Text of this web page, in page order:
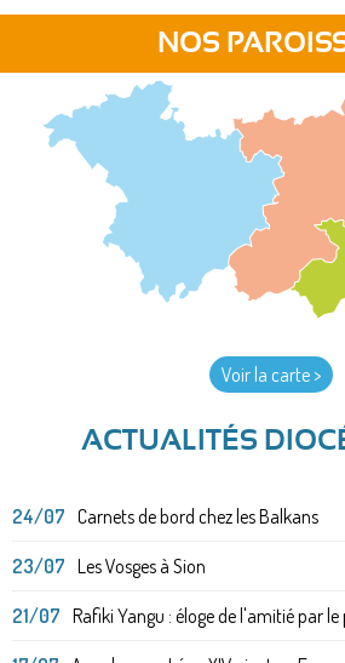
NOS
Voir la carte >
ACTUALITÉS
24/07 Carnets de bord chez les Balkans
23/07 Les Vosges à Sion
21/07 Rafiki Yangu : éloge de l'amitié par le